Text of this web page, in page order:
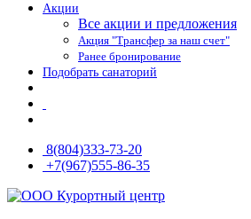
Акции
Все акции и предложения
Акция "Трансфер за наш счет"
Ранее бронирование
Подобрать санаторий
8(804)333-73-20
+7(967)555-86-35